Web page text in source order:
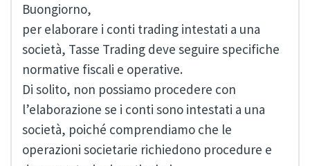
Buongiorno,
per elaborare i conti trading intestati a una
società, Tasse Trading deve seguire specifiche
normative fiscali e operative.
Di solito, non possiamo procedere con
l’elaborazione se i conti sono intestati a una
società, poiché comprendiamo che le
operazioni societarie richiedono procedure e